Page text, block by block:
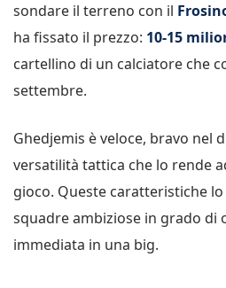
sondare il terreno con il
ha fissato il prezzo: 10-15
cartellino di un calciatore che
settembre.
Ghedjemis è veloce, bravo nel
versatilità tattica che lo rende
gioco. Queste caratteristiche
squadre ambiziose in grado di
immediata in una big.